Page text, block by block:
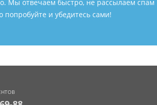
Мы отвечаем быстро, не рассылаем спам
попробуйте и убедитесь сами!